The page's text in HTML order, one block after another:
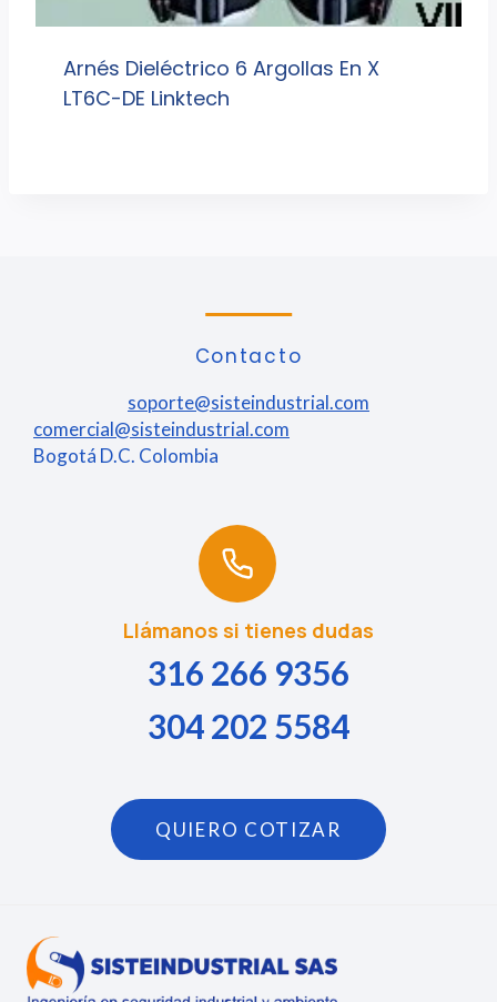
Arnés Dieléctrico 6 Argollas En X
LT6C-DE Linktech
Contacto
soporte@sisteindustrial.com
comercial@sisteindustrial.com
Bogotá D.C. Colombia
Llámanos si tienes dudas
316 266 9356
304 202 5584
QUIERO COTIZAR